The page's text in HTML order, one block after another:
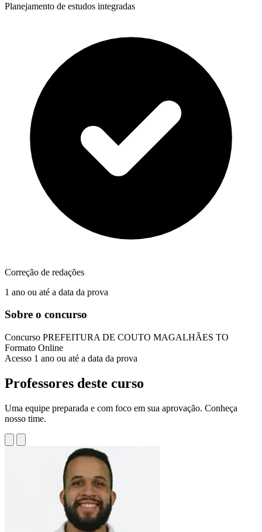
Planejamento de estudos integradas
Correção de redações
1 ano ou até a data da prova
Sobre o concurso
Concurso PREFEITURA DE COUTO MAGALHÃES TO
Formato Online
Acesso 1 ano ou até a data da prova
Professores deste curso
Uma equipe preparada e com foco em sua aprovação. Conheça
nosso time.